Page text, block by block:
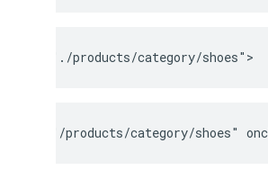
<a href="./products/category/shoes">
<a href="/products/category/shoes"